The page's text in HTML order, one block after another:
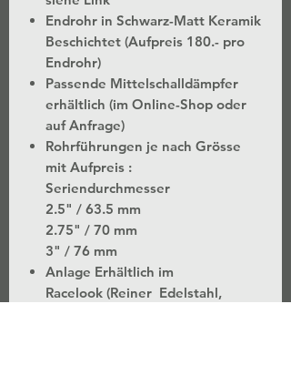
Endrohr in Schwarz-Matt Keramik
Beschichtet (Aufpreis 180.- pro
Endrohr)
Passende Mittelschalldämpfer
erhältlich (im Online-Shop oder
auf Anfrage)
Rohrführungen je nach Grösse
mit Aufpreis :
Seriendurchmesser
2.5" / 63.5 mm
2.75" / 70 mm
3" / 76 mm
Anlage Erhältlich im
Racelook (Reiner Edelstahl,